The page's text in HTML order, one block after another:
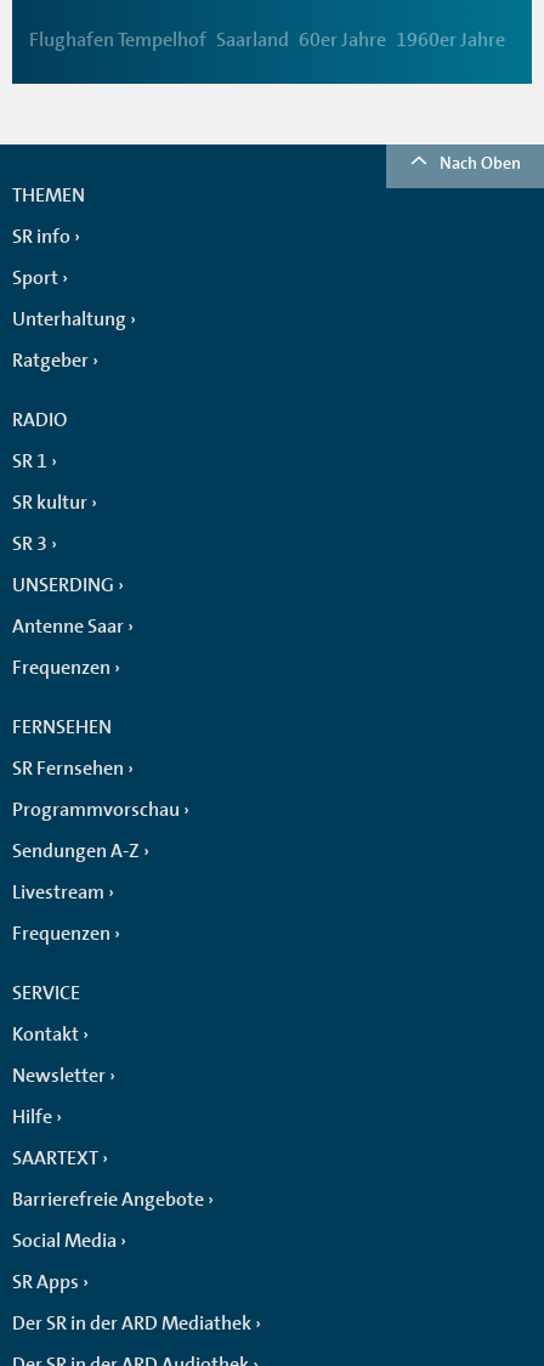
Flughafen Tempelhof Saarland 60er Jahre 1960er Jahre
Nach Oben
THEMEN
SR info
Sport
Unterhaltung
Ratgeber
RADIO
SR 1
SR kultur
SR 3
UNSERDING
Antenne Saar
Frequenzen
FERNSEHEN
SR Fernsehen
Programmvorschau
Sendungen A-Z
Livestream
Frequenzen
SERVICE
Kontakt
Newsletter
Hilfe
SAARTEXT
Barrierefreie Angebote
Social Media
SR Apps
Der SR in der ARD Mediathek